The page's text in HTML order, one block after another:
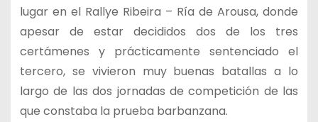
lugar en el Rallye Ribeira – Ría de Arousa, donde
apesar de estar decididos dos de los tres
certámenes y prácticamente sentenciado el
tercero, se vivieron muy buenas batallas a lo
largo de las dos jornadas de competición de las
que constaba la prueba barbanzana.